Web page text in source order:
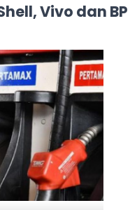
Vivo dan BP